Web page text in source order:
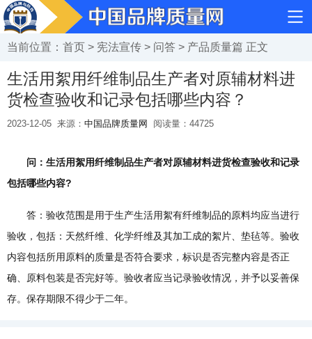
当前位置： 首页 > 宪法宣传 > 问答 > 产品质量篇 正文
生活用絮用纤维制品生产者对原辅材料进
货检查验收和记录包括哪些内容？
2023-12-05 来源： 中国品牌质量网 阅读量： 44725
问：生活用絮用纤维制品生产者对原辅材料进货检查验收和记录
包括哪些内容?
答：验收范围是用于生产生活用絮有纤维制品的原料均应当进行
验收，包括：天然纤维、化学纤维及其加工成的絮片、垫毡等。验收
内容包括所用原料的质量是否符合要求，标识是否完整内容是否正
确、原料包装是否完好等。验收者应当记录验收情况，并予以妥善保
存。保存期限不得少于二年。